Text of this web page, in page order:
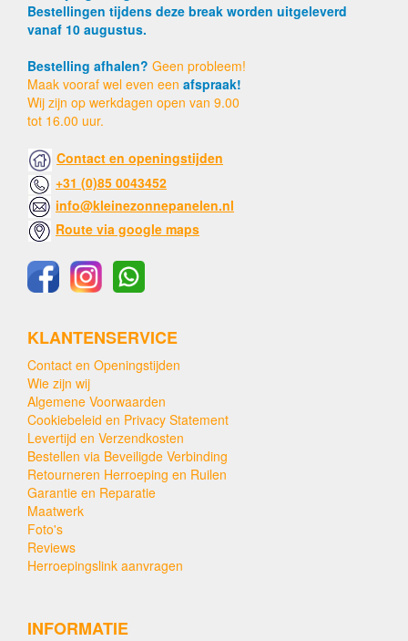
Bestellingen tijdens deze break worden uitgeleverd
vanaf 10 augustus.
Bestelling afhalen? Geen probleem!
Maak vooraf wel even een afspraak!
Wij zijn op werkdagen open van 9.00
tot 16.00 uur.
Contact en openingstijden
+31 (0)85 0043452
info@kleinezonnepanelen.nl
Route via google maps
KLANTENSERVICE
Contact en Openingstijden
Wie zijn wij
Algemene Voorwaarden
Cookiebeleid en Privacy Statement
Levertijd en Verzendkosten
Bestellen via Beveiligde Verbinding
Retourneren Herroeping en Ruilen
Garantie en Reparatie
Maatwerk
Foto's
Reviews
Herroepingslink aanvragen
INFORMATIE